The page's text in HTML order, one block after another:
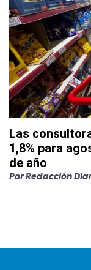
Las
1,8% para
de año
PorRedacción